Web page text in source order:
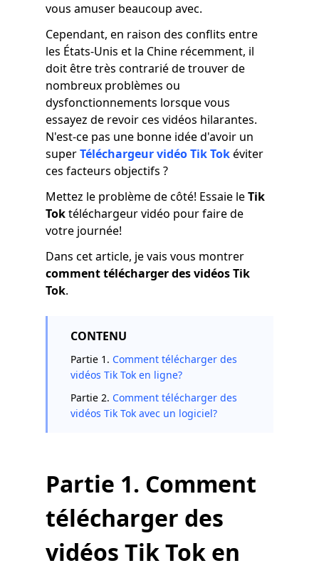
vous amuser beaucoup avec.
Cependant, en raison des conflits entre
les États-Unis et la Chine récemment, il
doit être très contrarié de trouver de
nombreux problèmes ou
dysfonctionnements lorsque vous
essayez de revoir ces vidéos hilarantes.
N'est-ce pas une bonne idée d'avoir un
superTéléchargeur vidéo Tik Tokéviter
ces facteurs objectifs ?
Mettez le problème de côté! Essaie leTik
Toktéléchargeur vidéo pour faire de
votre journée!
Dans cet article, je vais vous montrer
comment télécharger des vidéos Tik
Tok.
CONTENU
Partie 1. Comment télécharger des
vidéos Tik Tok en ligne?
Partie 2. Comment télécharger des
vidéos Tik Tok avec un logiciel?
Partie 1. Comment
télécharger des
vidéos Tik Tok en